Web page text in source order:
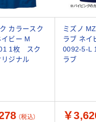
カラースク
イビー M
1枚 スク
リジナル
ミズノ
ラブ ネイ
0092-5-L
ラブ
（税込） ￥